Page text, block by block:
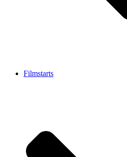
Filmstarts